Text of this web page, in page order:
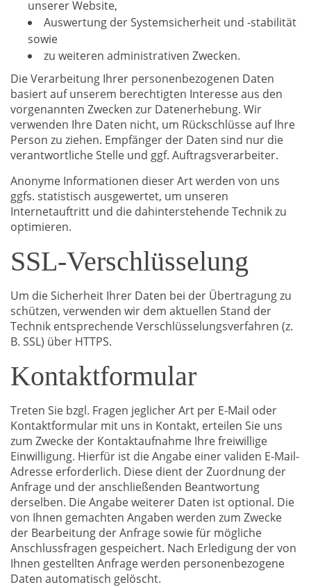
unserer Website,
Auswertung der Systemsicherheit und -stabilität
sowie
zu weiteren administrativen Zwecken.
Die Verarbeitung Ihrer personenbezogenen Daten
basiert auf unserem berechtigten Interesse aus den
vorgenannten Zwecken zur Datenerhebung. Wir
verwenden Ihre Daten nicht, um Rückschlüsse auf Ihre
Person zu ziehen. Empfänger der Daten sind nur die
verantwortliche Stelle und ggf. Auftragsverarbeiter.
Anonyme Informationen dieser Art werden von uns
ggfs. statistisch ausgewertet, um unseren
Internetauftritt und die dahinterstehende Technik zu
optimieren.
SSL-Verschlüsselung
Um die Sicherheit Ihrer Daten bei der Übertragung zu
schützen, verwenden wir dem aktuellen Stand der
Technik entsprechende Verschlüsselungsverfahren (z.
B. SSL) über HTTPS.
Kontaktformular
Treten Sie bzgl. Fragen jeglicher Art per E-Mail oder
Kontaktformular mit uns in Kontakt, erteilen Sie uns
zum Zwecke der Kontaktaufnahme Ihre freiwillige
Einwilligung. Hierfür ist die Angabe einer validen E-Mail-
Adresse erforderlich. Diese dient der Zuordnung der
Anfrage und der anschließenden Beantwortung
derselben. Die Angabe weiterer Daten ist optional. Die
von Ihnen gemachten Angaben werden zum Zwecke
der Bearbeitung der Anfrage sowie für mögliche
Anschlussfragen gespeichert. Nach Erledigung der von
Ihnen gestellten Anfrage werden personenbezogene
Daten automatisch gelöscht.